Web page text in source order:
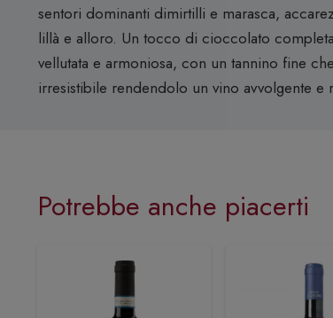
sentori dominanti dimirtilli e marasca,
lillà e alloro. Un tocco di cioccolato completa
vellutata e armoniosa, con un tannino fine
irresistibile rendendolo un vino avvolgente e
Potrebbe anche piacerti